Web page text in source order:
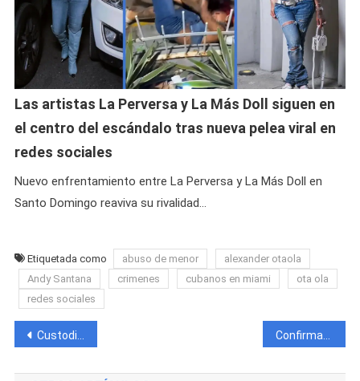
Las artistas La Perversa y La Más Doll siguen en
el centro del escándalo tras nueva pelea viral en
redes sociales
Nuevo enfrentamiento entre La Perversa y La Más Doll en
Santo Domingo reaviva su rivalidad…
Etiquetada como abuso de menor
alexander otaola
Andy Santana
crimenes cubanos en miami
ota ola
redes sociales
Navegación
de
Custodio es asesinado durante asalto en una Empresa Mayorista de Alimentos en Camagüey